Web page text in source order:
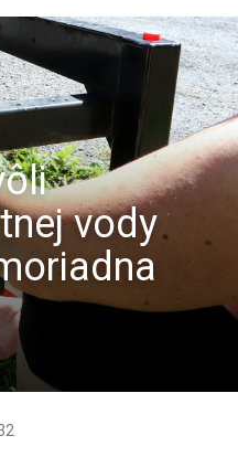
vody